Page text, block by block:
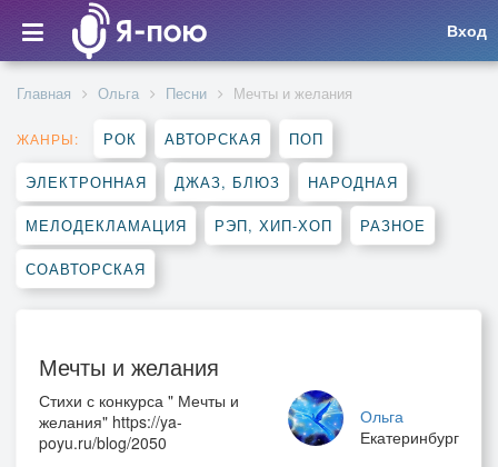
Вход
Главная Ольга Песни Мечты и желания
ЖАНРЫ: РОК АВТОРСКАЯ ПОП
ЭЛЕКТРОННАЯ ДЖАЗ, БЛЮЗ НАРОДНАЯ
МЕЛОДЕКЛАМАЦИЯ РЭП, ХИП-ХОП РАЗНОЕ
СОАВТОРСКАЯ
Мечты и желания
Ольга
Екатеринбург
Стихи с конкурса " Мечты и
желания" https://ya-
poyu.ru/blog/2050